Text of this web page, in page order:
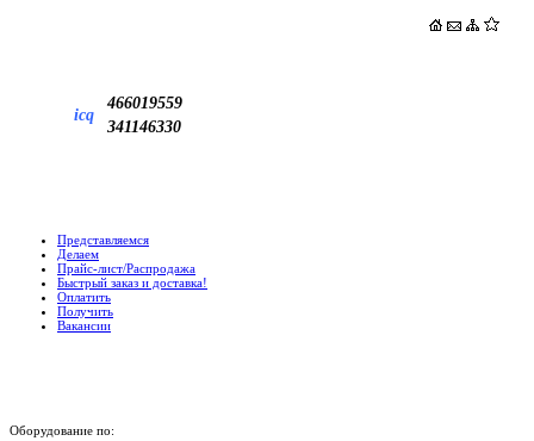
icq
466019559
341146330
Представляемся
Делаем
Прайс-лист/Распродажа
Быстрый заказ и доставка!
Оплатить
Получить
Вакансии
Оборудование по: